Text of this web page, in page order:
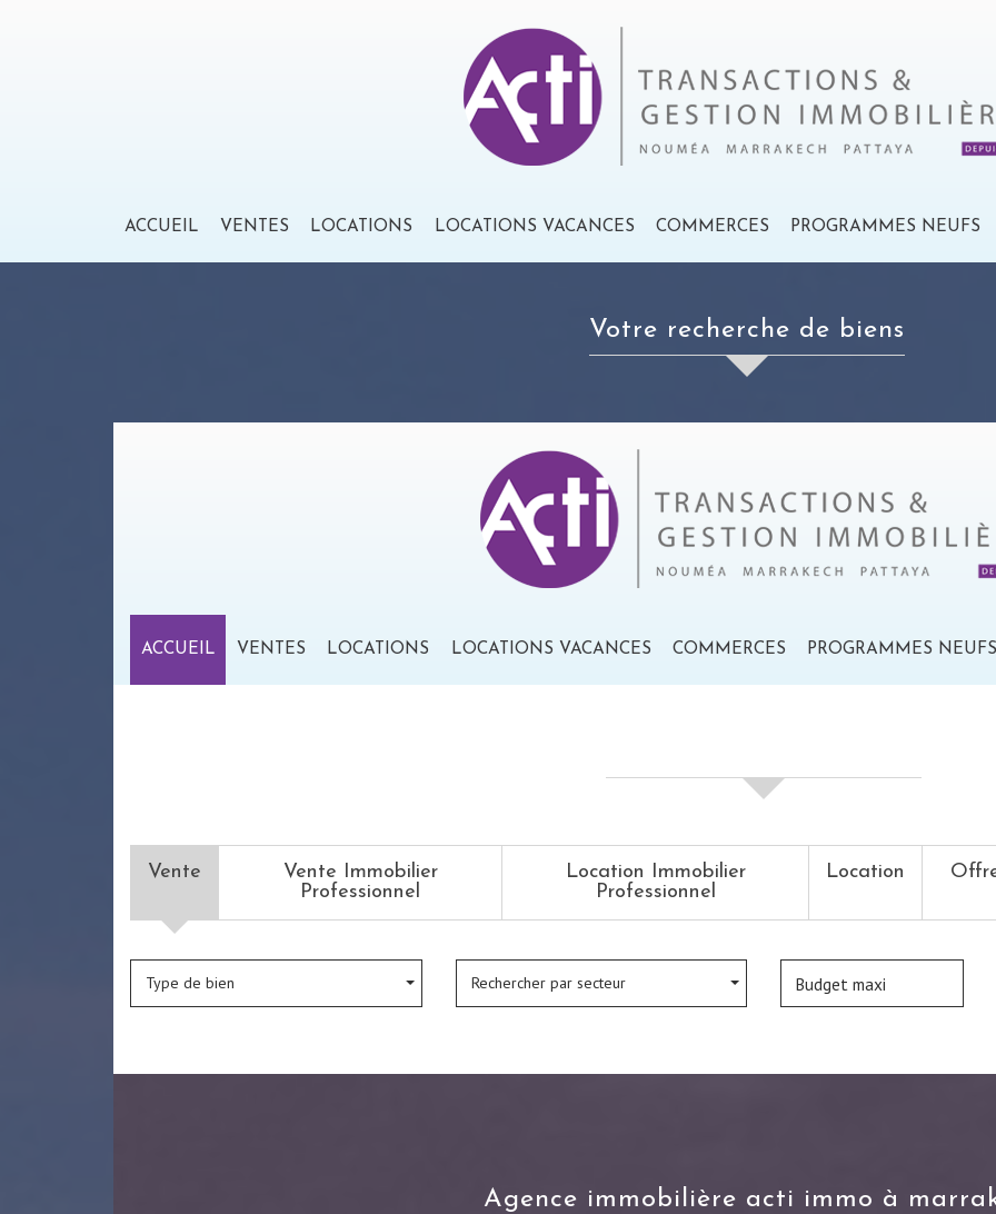
ACCUEIL VENTES LOCATIONS LOCATIONS VACANCES COMMERCES PROGRAMMES NEUFS
votre recherche de biens
ACCUEIL VENTES LOCATIONS LOCATIONS VACANCES COMMERCES PROGRAMMES
Vente
Vente Immobilier
Professionnel
Location Immobilier
Professionnel
Location
Type de bien Rechercher par secteur
agence immobilière acti immo à